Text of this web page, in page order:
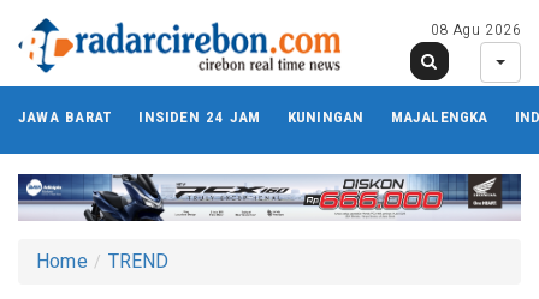
08 Agu 2026
JAWA BARAT INSIDEN 24 JAM KUNINGAN MAJALENGKA
Home TREND